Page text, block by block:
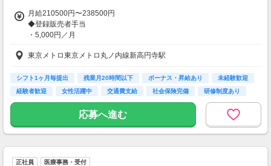
月給210500円〜238500円
◆登録販売者手当
・5,000円／月
・20,000円／月（管理者要件を満たした方）
◆扶養手当あり
・該当家族を健康保険の扶養にする場合に支給
・子：14,000円
～給与例（30代）～
・月給 23万500円～24万5,750円
東京メトロ東京メトロ丸ノ内線新高円寺駅
シフト1ヶ月毎提出 残業月20時間以下 ボーナス・昇給あり
未経験歓迎
経験者歓迎
女性活躍中 交通費支給 社会保険完備 研修制度あり
応募へ進む
正社員 医療事務・受付